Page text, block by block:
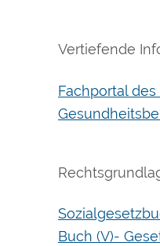
Vertiefende
Fachportal
Buch (V)-